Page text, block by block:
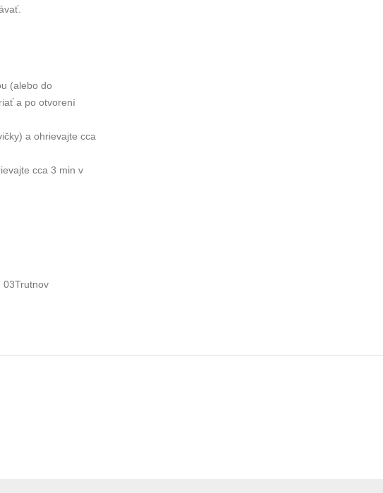
(alebo do
a po otvorení
a ohrievajte cca
cca 3 min v
03Trutnov